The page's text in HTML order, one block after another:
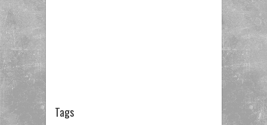
Tags